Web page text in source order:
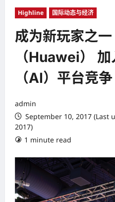
Highline 国际动态与经济
成为新玩家之一
（Huawei）
（AI）平台竞争
admin
September 10, 2017 (Last
2017)
1 minute read